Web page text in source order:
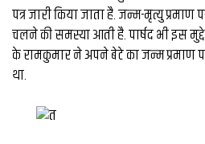
पत्र जारी किया जाता है. जन्म-मृत्यु प्रमाण
चलने की समस्या आती है. पार्षद भी इस
के रामकुमार ने अपने बेटे का जन्म प्रमाण
था.